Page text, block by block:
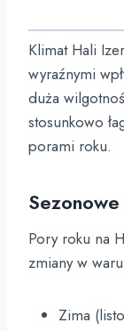
Klimat Hali
wyraźnymi
duża
stosunkowo
porami roku.
Pory roku na
zmiany w
Zima